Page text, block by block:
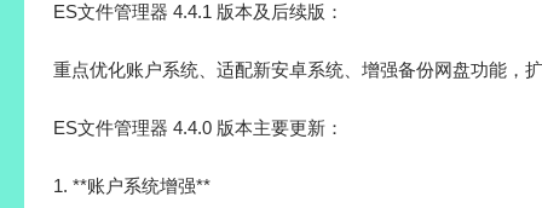
ES文件管理器 4.4.1 版本及后续版：
重点优化账户系统、适配新安卓系统、增强备份网盘功能，
ES文件管理器 4.4.0 版本主要更新：
1. **账户系统增强**